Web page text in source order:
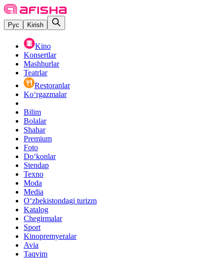
Рус Kirish
Kino
Konsertlar
Mashhurlar
Teatrlar
Restoranlar
Ko‘rgazmalar
Bilim
Bolalar
Shahar
Premium
Foto
Do‘konlar
Stendap
Texno
Moda
Media
O‘zbekistondagi turizm
Katalog
Chegirmalar
Sport
Kinopremyeralar
Avia
Taqvim